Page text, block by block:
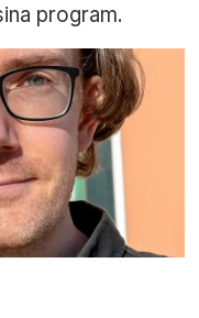
program.